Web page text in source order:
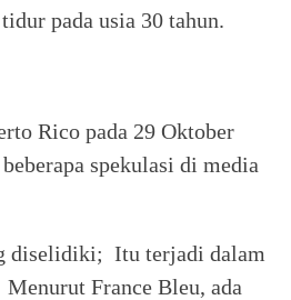
pada usia 30 tahun.
Rico pada 29 Oktober
spekulasi di media
diselidiki; Itu terjadi dalam
France Bleu, ada